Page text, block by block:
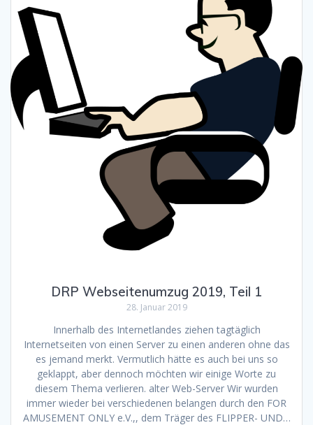
DRP Webseitenumzug 2019, Teil 1
28. Januar 2019
Innerhalb des Internetlandes ziehen tagtäglich
Internetseiten von einen Server zu einen anderen ohne das
es jemand merkt. Vermutlich hätte es auch bei uns so
geklappt, aber dennoch möchten wir einige Worte zu
diesem Thema verlieren. alter Web-Server Wir wurden
immer wieder bei verschiedenen belangen durch den FOR
AMUSEMENT ONLY e.V.,, dem Träger des FLIPPER- UND…